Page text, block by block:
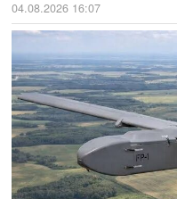
04.08.2026 16:07